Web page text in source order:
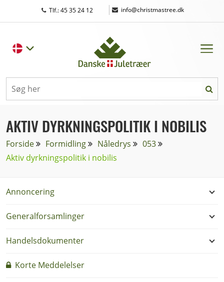
Tlf.: 45 35 24 12 | info@christmastree.dk
AKTIV DYRKNINGSPOLITIK I NOBILIS
Forside Formidling Nåledrys
053
Aktiv dyrkningspolitik i nobilis
Annoncering
Generalforsamlinger
Handelsdokumenter
Korte Meddelelser